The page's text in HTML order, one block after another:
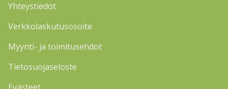
Yhteystiedot
Verkkolaskutusosoite
Myynti- ja toimitusehdot
Tietosuojaseloste